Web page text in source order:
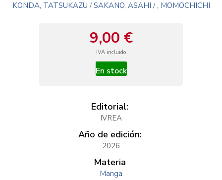
KONDA, TATSUKAZU / SAKANO, ASAHI / , MOMOCHICHI
9,00 €
IVA incluido
En stock
Editorial:
IVREA
Año de edición:
2026
Materia
Manga